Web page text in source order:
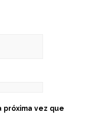
vez que